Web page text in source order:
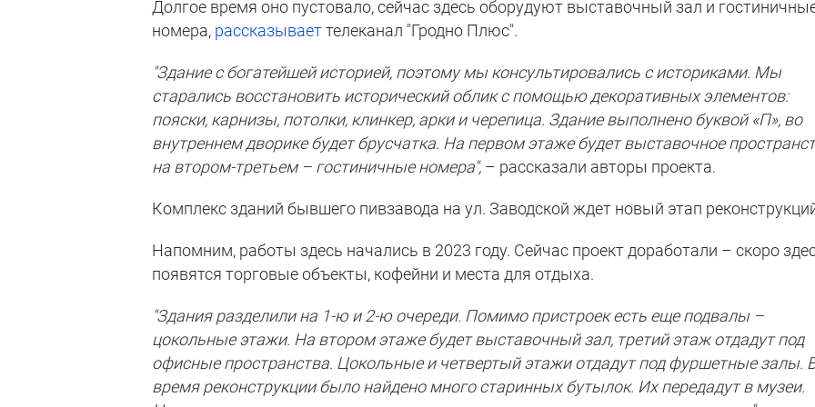
Долгое время оно пустовало, сейчас здесь оборудуют выставочный зал и
номера, рассказываеттелеканал "Гродно Плюс".
"Здание с богатейшей историей, поэтому мы консультировались с историками. Мы
старались восстановить исторический облик с помощью декоративных элементов:
пояски, карнизы, потолки, клинкер, арки и черепица. Здание выполнено буквой «П», во
внутреннем дворике будет брусчатка. На первом этаже будет выставочное
на втором-третьем – гостиничные номера", – рассказали авторы проекта.
Комплекс зданий бывшего пивзавода на ул. Заводской ждет новый этап
Напомним, работы здесь начались в 2023 году. Сейчас проект доработали – скоро
появятся торговые объекты, кофейни и места для отдыха.
"Здания разделили на 1-ю и 2-ю очереди. Помимо пристроек есть еще подвалы –
цокольные этажи. На втором этаже будет выставочный зал, третий этаж отдадут под
офисные пространства. Цокольные и четвертый этажи отдадут под фуршетные залы.
время реконструкции было найдено много старинных бутылок. Их передадут в музеи.